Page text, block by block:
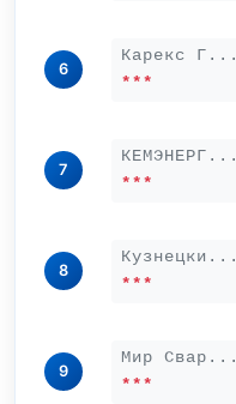
6
Карекс Г...
***
7
КЕМЭНЕРГ...
***
8
Кузнецки...
***
9
Мир Свар...
***